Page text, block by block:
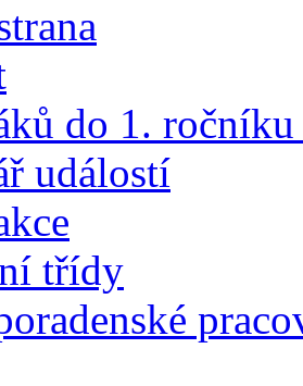
do 1.
událostí
třídy